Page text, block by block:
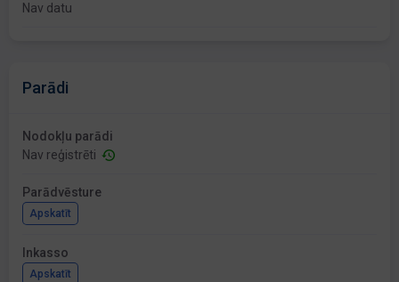
Nav datu
Parādi
Nodokļu parādi
Nav reģistrēti
Parādvēsture
Apskatīt
Inkasso
Apskatīt